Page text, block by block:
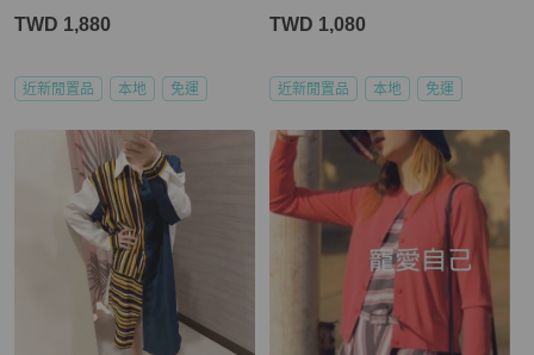
TWD 1,880
近新閒置品 本地 免運
TWD 1,080
近新閒置品 本地 免運